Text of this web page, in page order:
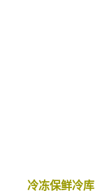
冷冻保鲜冷库